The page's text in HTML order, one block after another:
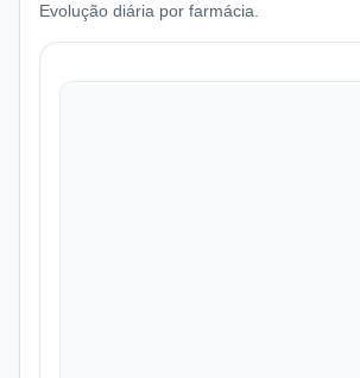
Evolução diária por farmácia.